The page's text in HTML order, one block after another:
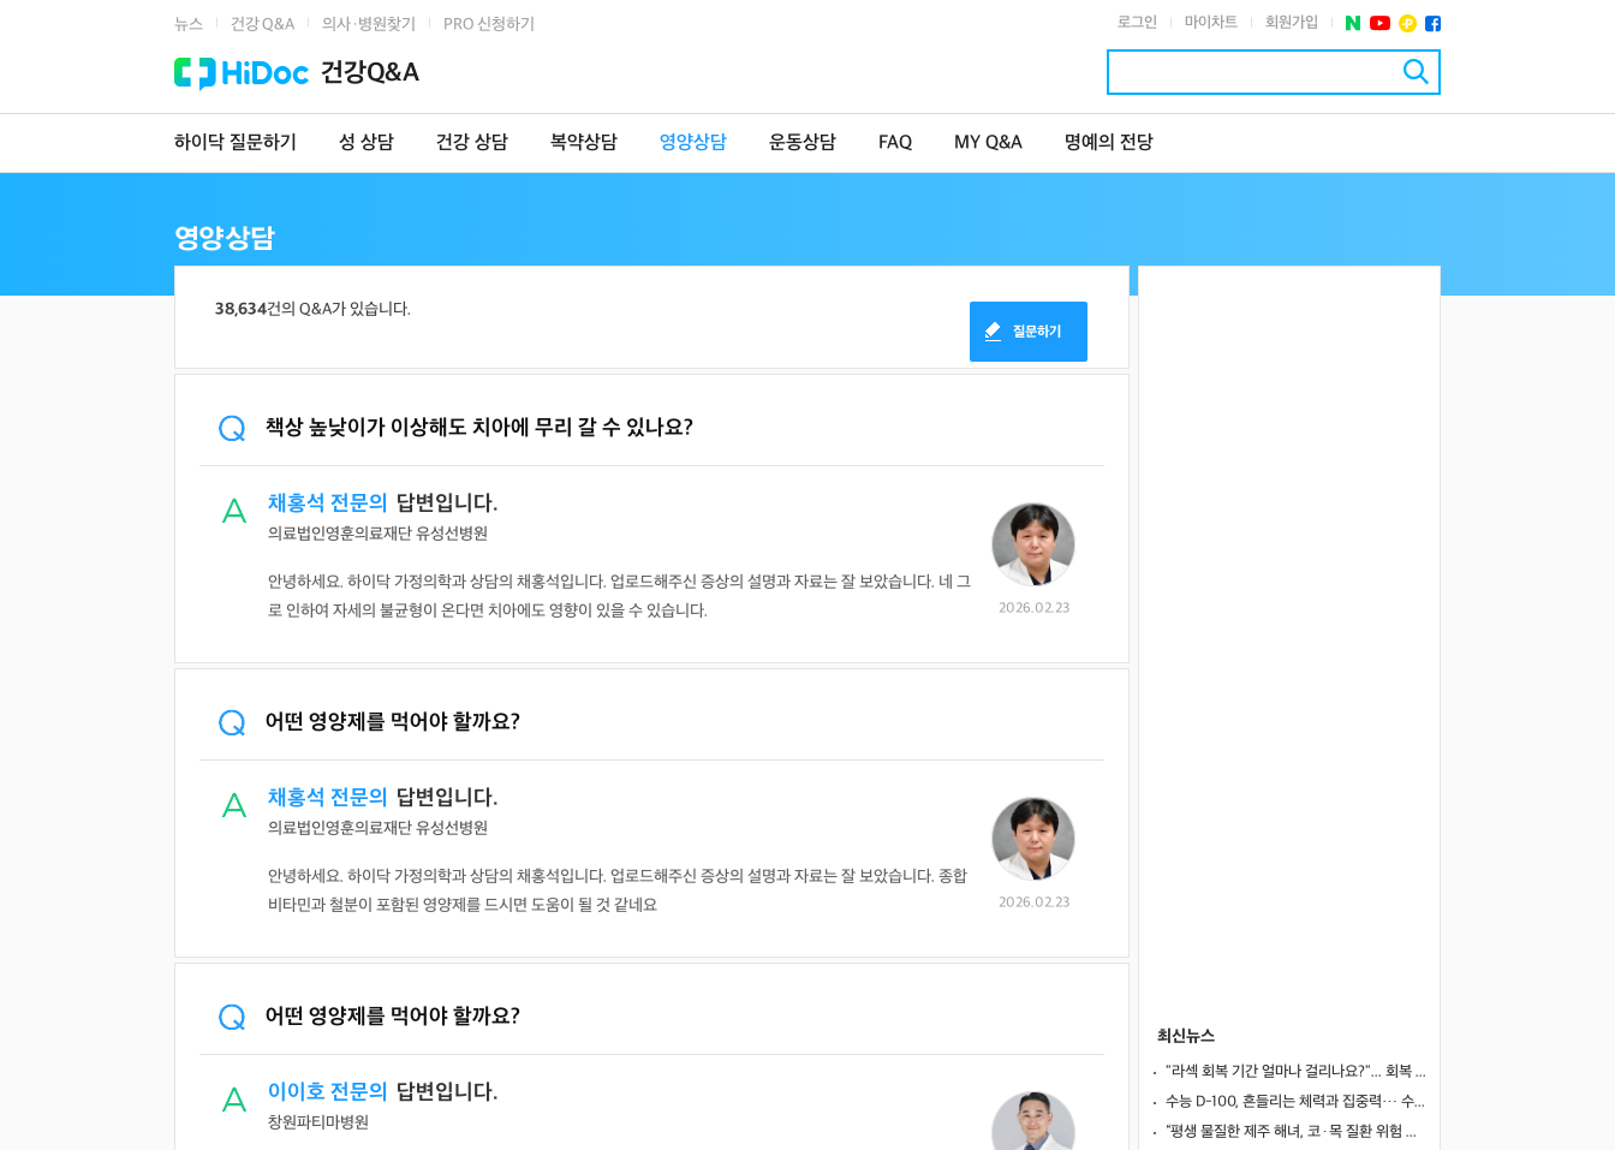
뉴스 건강 Q&A 의사·병원찾기 PRO 신청하기 로그인 마이차트 회원가입
건강Q&A
하이닥 질문하기 성 상담 건강 상담 복약상담 영양상담 운동상담 FAQ MY Q&A 명예의 전당
38,634건의 Q&A가 있습니다.
질문하기
책상 높낮이가 이상해도 치아에 무리 갈 수 있나요?
채홍석 전문의 답변입니다.
의료법인영훈의료재단 유성선병원
2026.02.23
안녕하세요. 하이닥 가정의학과 상담의 채홍석입니다. 업로드해주신 증상의 설명과 자료는 잘 보았습니다. 네 그
로 인하여 자세의 불균형이 온다면 치아에도 영향이 있을 수 있습니다.
어떤 영양제를 먹어야 할까요?
채홍석 전문의 답변입니다.
의료법인영훈의료재단 유성선병원
2026.02.23
안녕하세요. 하이닥 가정의학과 상담의 채홍석입니다. 업로드해주신 증상의 설명과 자료는 잘 보았습니다. 종합
비타민과 철분이 포함된 영양제를 드시면 도움이 될 것 같네요
어떤 영양제를 먹어야 할까요?
이이호 전문의 답변입니다.
창원파티마병원
최신뉴스
"라섹 회복 기간 얼마나 걸리나요?"... 회복 과정과 일상 복귀 시점
수능 D-100, 흔들리는 체력과 집중력… 수험생 영양 관리 어떻게 할까
“평생 물질한 제주 해녀, 코·목 질환 위험 높았다”… 10년 추적 연구 결과